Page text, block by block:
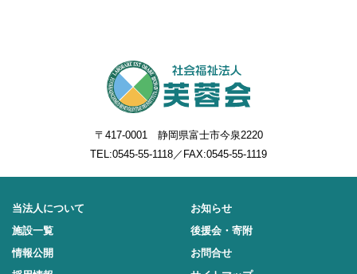
〒417-0001 静岡県富士市今泉2220
TEL:0545-55-1118 ／FAX:0545-55-1119
当法人について
施設一覧
情報公開
お知らせ
後援会・寄附
お問合せ